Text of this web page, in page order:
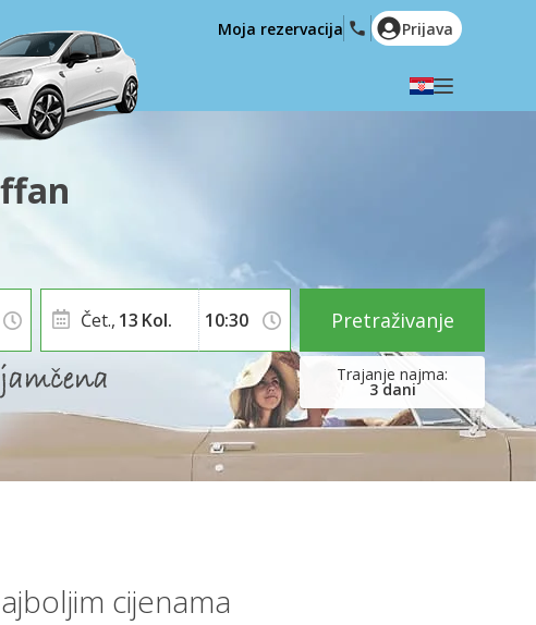
English (US)
Polski
Türkçe
Română
Ελληνικά
Hrvatski
العربية
Moja rezervacija Prijava
3 dani
Čet., 13 Kol. Pretraživanje
cijenama